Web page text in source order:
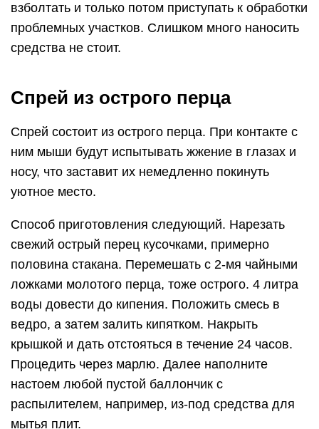
взболтать и только потом приступать к обработки
проблемных участков. Слишком много наносить
средства не стоит.
Спрей из острого перца
Спрей состоит из острого перца. При контакте с
ним мыши будут испытывать жжение в глазах и
носу, что заставит их немедленно покинуть
уютное место.
Способ приготовления следующий. Нарезать
свежий острый перец кусочками, примерно
половина стакана. Перемешать с 2-мя чайными
ложками молотого перца, тоже острого. 4 литра
воды довести до кипения. Положить смесь в
ведро, а затем залить кипятком. Накрыть
крышкой и дать отстояться в течение 24 часов.
Процедить через марлю. Далее наполните
настоем любой пустой баллончик с
распылителем, например, из-под средства для
мытья плит.